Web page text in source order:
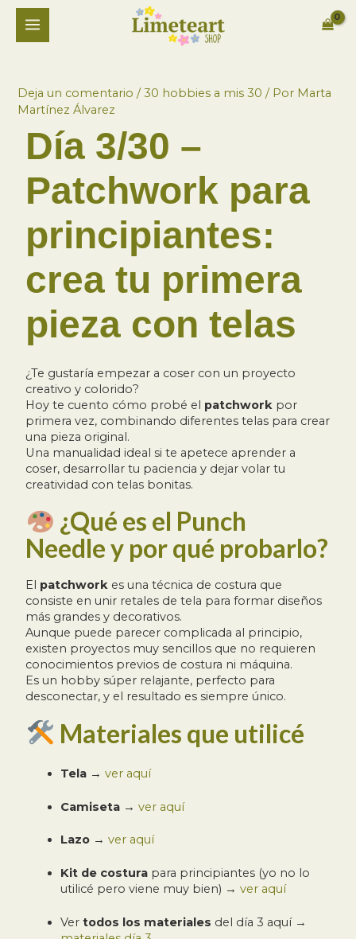
contenido
MAIN
MENU
B
a
Deja un comentario /30 hobbies a mis 30 / Por Marta
Martínez Álvarez
Día 3/30 –
Patchwork para
principiantes:
crea tu primera
pieza con telas
¿Te gustaría empezar a coser con un proyecto
creativo y colorido?
Hoy te cuento cómo probé el patchwork por
primera vez, combinando diferentes telas para crear
una pieza original.
Una manualidad ideal si te apetece aprender a
coser, desarrollar tu paciencia y dejar volar tu
creatividad con telas bonitas.
¿Qué es el Punch
Needle y por qué probarlo?
El patchwork es una técnica de costura que
consiste en unir retales de tela para formar diseños
más grandes y decorativos.
Aunque puede parecer complicada al principio,
existen proyectos muy sencillos que no requieren
conocimientos previos de costura ni máquina.
Es un hobby súper relajante, perfecto para
desconectar, y el resultado es siempre único.
Materiales que utilicé
Tela →ver aquí
Camiseta →ver aquí
Lazo →ver aquí
Kit de costura para principiantes (yo no lo
utilicé pero viene muy bien) →ver aquí
Vertodos los materiales del día 3 aquí →